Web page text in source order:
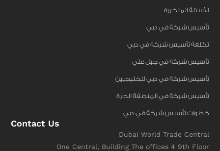
الأسئلة المتكررة
تأسيس شركة في دبي
تكلفة تأسيس شركة في دبي
تأسيس شركة في جبل علي
تأسيس شركة في دبي للخليجيين
تأسيس شركة في المنطقة الحرة
خطوات تأسيس شركة في دبي
Contact Us
Dubai World Trade Central
One Central, Building The offices 4 9th Floor